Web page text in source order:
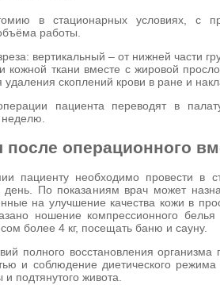
в стационарных условиях, с
работы.
вертикальный – от нижней части
кожной ткани вместе с жировой
скоплений крови в ране и
пациента переводят в
после операционного
пациенту необходимо провести
По показаниям врач может
на улучшение качества кожи в
ношение компрессионного
более 4 кг, посещать баню и сауну.
полного восстановления
и соблюдение диетического
подтянутого живота.